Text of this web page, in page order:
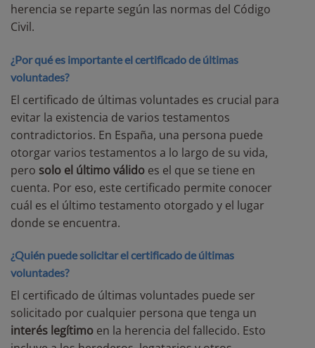
herencia se reparte según las normas del Código
Civil.
¿Por qué es importante el certificado de últimas
voluntades?
El certificado de últimas voluntades es crucial para
evitar la existencia de varios testamentos
contradictorios. En España, una persona puede
otorgar varios testamentos a lo largo de su vida,
pero solo el último válido es el que se tiene en
cuenta. Por eso, este certificado permite conocer
cuál es el último testamento otorgado y el lugar
donde se encuentra.
¿Quién puede solicitar el certificado de últimas
voluntades?
El certificado de últimas voluntades puede ser
solicitado por cualquier persona que tenga un
interés legítimo en la herencia del fallecido. Esto